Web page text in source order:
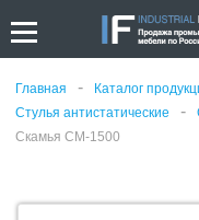
Главная - Каталог
Стулья антистатические -
Скамья СМ-1500